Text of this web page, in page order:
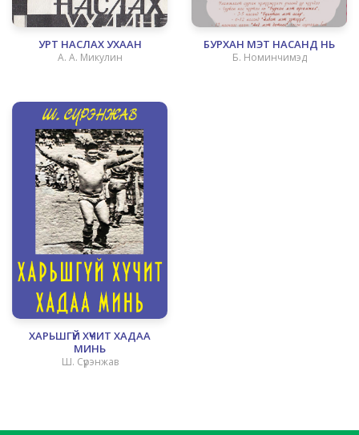
УРТ НАСЛАХ УХААН
А. А. Микулин
БУРХАН МЭТ НАСАНД НЬ
Б. Номинчимэд
ХАРЬШГҮЙ ХҮЧИТ ХАДАА
МИНЬ
Ш. Сүрэнжав